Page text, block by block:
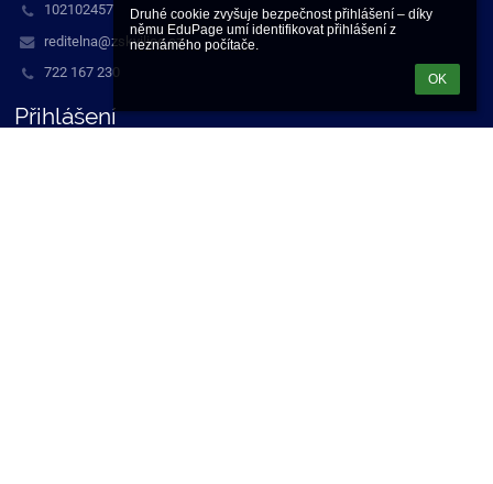
Druhé cookie zvyšuje bezpečnost přihlášení – díky
němu EduPage umí identifikovat přihlášení z
neznámého počítače.
OK
102102457
reditelna@zskvilice.cz
722 167 230
Přihlášení